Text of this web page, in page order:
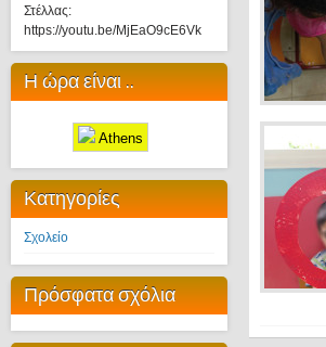
Στέλλας:
https://youtu.be/MjEaO9cE6Vk
Η ώρα είναι ..
Athens
Κατηγορίες
Σχολείο
Πρόσφατα σχόλια